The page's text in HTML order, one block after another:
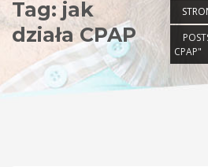
CPAP"
Tag: jak
działa CPAP